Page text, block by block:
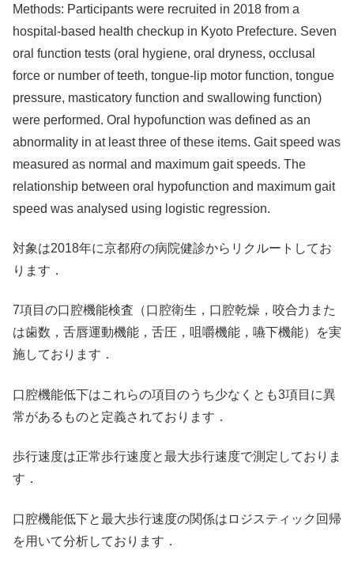
Methods: Participants were recruited in 2018 from a
hospital-based health checkup in Kyoto Prefecture. Seven
oral function tests (oral hygiene, oral dryness, occlusal
force or number of teeth, tongue-lip motor function, tongue
pressure, masticatory function and swallowing function)
were performed. Oral hypofunction was defined as an
abnormality in at least three of these items. Gait speed was
measured as normal and maximum gait speeds. The
relationship between oral hypofunction and maximum gait
speed was analysed using logistic regression.
対象は2018年に京都府の病院健診からリクルートしてお
ります．
7項目の口腔機能検査（口腔衛生，口腔乾燥，咬合力また
は歯数，舌唇運動機能，舌圧，咀嚼機能，嚥下機能）を実
施しております．
口腔機能低下はこれらの項目のうち少なくとも3項目に異
常があるものと定義されております．
歩行速度は正常歩行速度と最大歩行速度で測定しておりま
す．
口腔機能低下と最大歩行速度の関係はロジスティック回帰
を用いて分析しております．